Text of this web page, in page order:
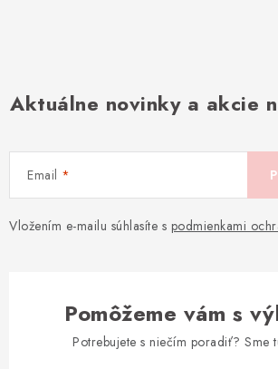
Aktuálne novinky a akcie
Email
Vložením e-mailu súhlasíte s podmienkami
Pomôžeme vám s
Potrebujete s niečím poradiť? Sme